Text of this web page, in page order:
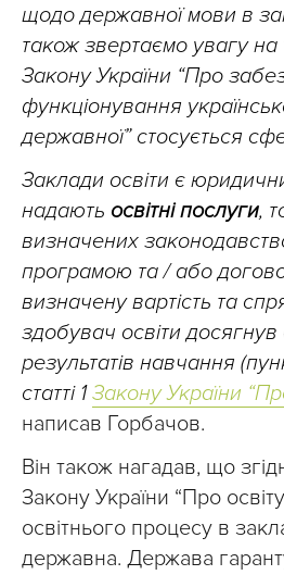
щодо державної мови в
також звертаємо увагу на
Закону України “Про
функціонування
державної” стосується
Заклади освіти є
надають освітні послуги,
визначених
програмою та / або
визначену вартість та
здобувач освіти досягнув
результатів навчання
статті 1Закону України
написав Горбачов.
Він також нагадав, що
Закону України “Про
освітнього процесу в
державна. Держава